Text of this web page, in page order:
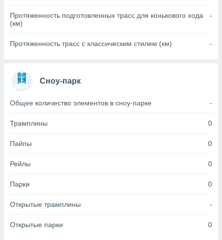
на
данных
выбора
выбора
из
Протяженность подготовленных трасс для конькового хода
(км)
-
Протяженность трасс с классическим стилем (км) -
Сноу-парк
Общее количество элементов в сноу-парке -
Трамплины 0
Пайпы 0
Рейлы 0
Парки 0
Открытые трамплины -
Открытые парки 0